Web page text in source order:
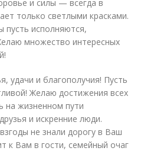
и силы — всегда в
только светлыми красками.
пусть исполняются,
множество интересных
удачи и благополучия! Пусть
Желаю достижения всех
на жизненном пути
и искренние люди.
не знали дорогу в Ваш
к Вам в гости, семейный очаг